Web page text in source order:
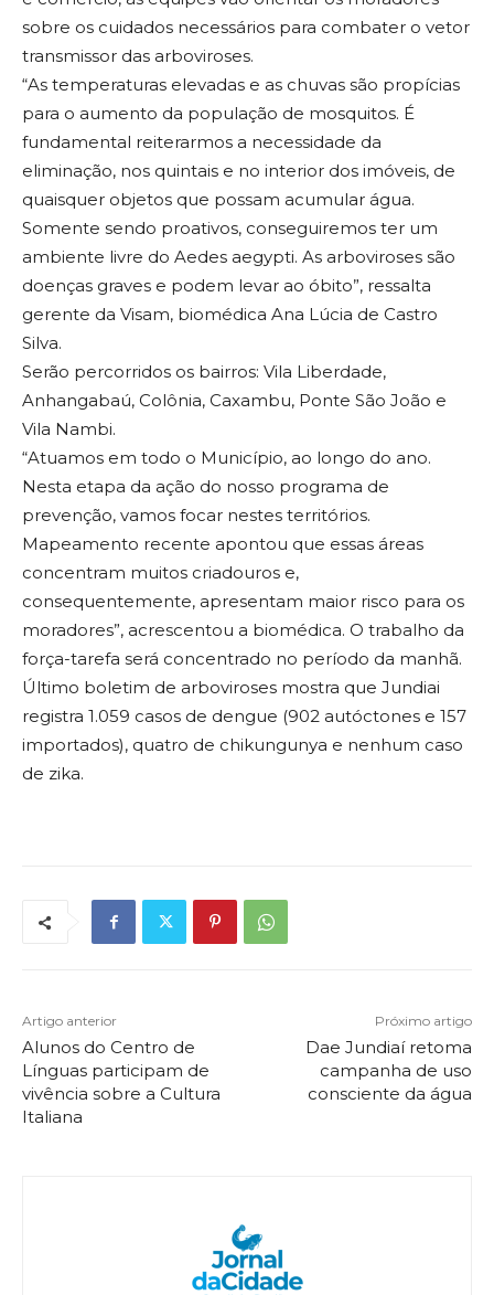
sobre os cuidados necessários para combater o vetor
transmissor das arboviroses.
“As temperaturas elevadas e as chuvas são propícias
para o aumento da população de mosquitos. É
fundamental reiterarmos a necessidade da
eliminação, nos quintais e no interior dos imóveis, de
quaisquer objetos que possam acumular água.
Somente sendo proativos, conseguiremos ter um
ambiente livre do Aedes aegypti. As arboviroses são
doenças graves e podem levar ao óbito”, ressalta
gerente da Visam, biomédica Ana Lúcia de Castro
Silva.
Serão percorridos os bairros: Vila Liberdade,
Anhangabaú, Colônia, Caxambu, Ponte São João e
Vila Nambi.
“Atuamos em todo o Município, ao longo do ano.
Nesta etapa da ação do nosso programa de
prevenção, vamos focar nestes territórios.
Mapeamento recente apontou que essas áreas
concentram muitos criadouros e,
consequentemente, apresentam maior risco para os
moradores”, acrescentou a biomédica. O trabalho da
força-tarefa será concentrado no período da manhã.
Último boletim de arboviroses mostra que Jundiai
registra 1.059 casos de dengue (902 autóctones e 157
importados), quatro de chikungunya e nenhum caso
de zika.
Artigo anterior
Alunos do Centro de
Línguas participam de
vivência sobre a Cultura
Italiana
Próximo artigo
Dae Jundiaí retoma
campanha de uso
consciente da água